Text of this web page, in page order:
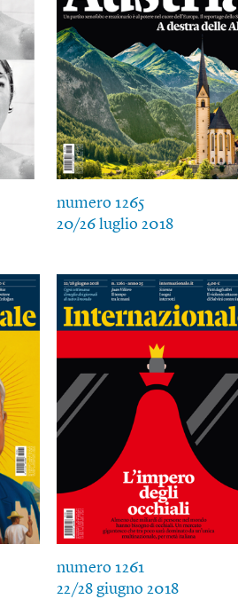
numero 1265
20/26 luglio 2018
numero 1261
22/28 giugno 2018